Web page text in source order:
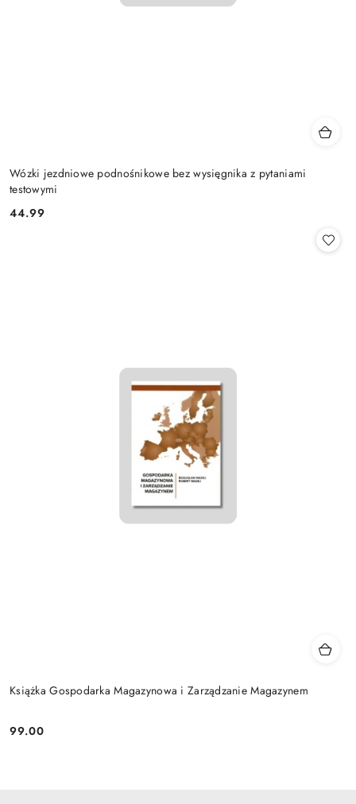
Wózki jezdniowe podnośnikowe bez wysięgnika z pytaniami
testowymi
Cena:
44.99
Książka Gospodarka Magazynowa i Zarządzanie Magazynem
Cena:
99.00